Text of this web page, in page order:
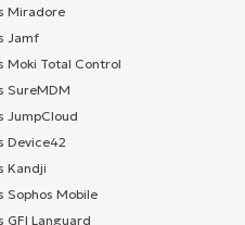
Miradore
Jamf
Moki Total Control
SureMDM
JumpCloud
Device42
Kandji
Sophos Mobile
GFI Languard